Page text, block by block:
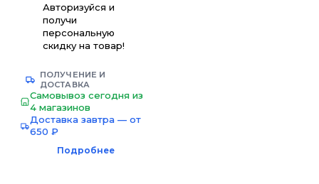
Авторизуйся и
получи
персональную
скидку на товар!
ПОЛУЧЕНИЕ И
ДОСТАВКА
Самовывоз сегодня из
4 магазинов
Доставка завтра — от
650 ₽
Подробнее